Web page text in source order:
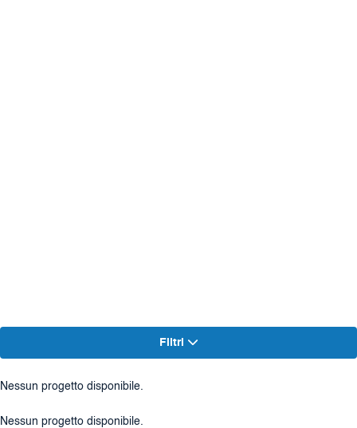
Filtri
Nessun progetto disponibile.
Nessun progetto disponibile.